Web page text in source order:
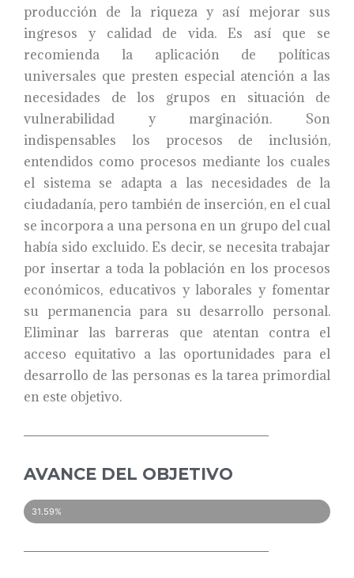
producción de la riqueza y así mejorar sus
ingresos y calidad de vida. Es así que se
recomienda la aplicación de políticas
universales que presten especial atención a las
necesidades de los grupos en situación de
vulnerabilidad y marginación. Son
indispensables los procesos de inclusión,
entendidos como procesos mediante los cuales
el sistema se adapta a las necesidades de la
ciudadanía, pero también de inserción, en el cual
se incorpora a una persona en un grupo del cual
había sido excluido. Es decir, se necesita trabajar
por insertar a toda la población en los procesos
económicos, educativos y laborales y fomentar
su permanencia para su desarrollo personal.
Eliminar las barreras que atentan contra el
acceso equitativo a las oportunidades para el
desarrollo de las personas es la tarea primordial
en este objetivo.
AVANCE DEL OBJETIVO
31.59%